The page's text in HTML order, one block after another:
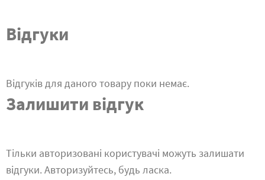
Відгуки
Відгуків для даного товару поки немає.
Залишити відгук
Тільки авторизовані користувачі можуть залишати
відгуки. Авторизуйтесь, будь ласка.